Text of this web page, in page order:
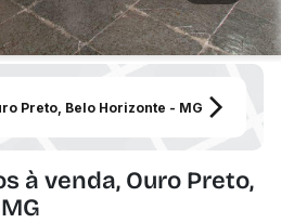
Preto, Belo Horizonte - MG
à venda, Ouro Preto,